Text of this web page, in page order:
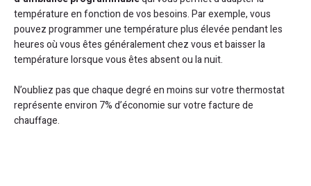
température en fonction de vos besoins. Par exemple, vous
pouvez programmer une température plus élevée pendant les
heures où vous êtes généralement chez vous et baisser la
température lorsque vous êtes absent ou la nuit.
N’oubliez pas que chaque degré en moins sur votre thermostat
représente environ 7% d’économie sur votre facture de
chauffage.